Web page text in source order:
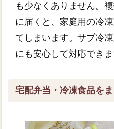
も少なくありません。
に届くと、家庭用の冷
てしまいます。サブ冷
にも安心して対応できま
宅配弁当・冷凍食品を